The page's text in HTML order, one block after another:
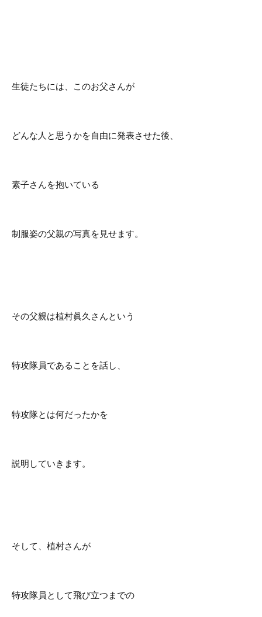
生徒たちには、このお父さんが
どんな人と思うかを自由に発表させた後、
素子さんを抱いている
制服姿の父親の写真を見せます。
その父親は植村眞久さんという
特攻隊員であることを話し、
特攻隊とは何だったかを
説明していきます。
そして、植村さんが
特攻隊員として飛び立つまでの